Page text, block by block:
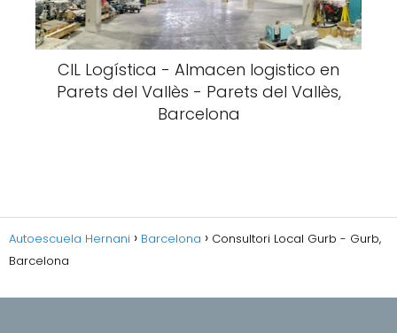
CIL Logística - Almacen logistico en
Parets del Vallès - Parets del Vallès,
Barcelona
Autoescuela Hernani Barcelona
Consultori Local Gurb - Gurb,
Barcelona